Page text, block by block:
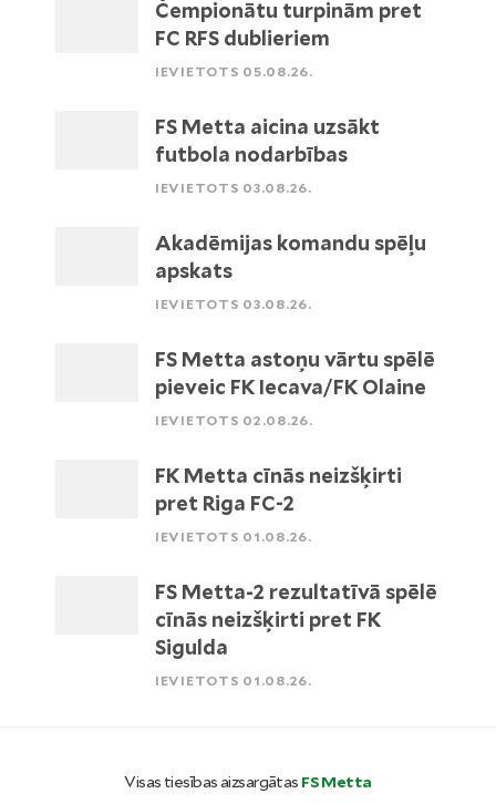
Čempionātu turpinām pret
FC RFS dublieriem
IEVIETOTS 05.08.26.
FS Metta aicina uzsākt
futbola nodarbības
IEVIETOTS 03.08.26.
Akadēmijas komandu spēļu
apskats
IEVIETOTS 03.08.26.
FS Metta astoņu vārtu spēlē
pieveic FK Iecava/FK Olaine
IEVIETOTS 02.08.26.
FK Metta cīnās neizšķirti
pret Riga FC-2
IEVIETOTS 01.08.26.
FS Metta-2 rezultatīvā spēlē
cīnās neizšķirti pret FK
Sigulda
IEVIETOTS 01.08.26.
Visas tiesības aizsargātas FS Metta